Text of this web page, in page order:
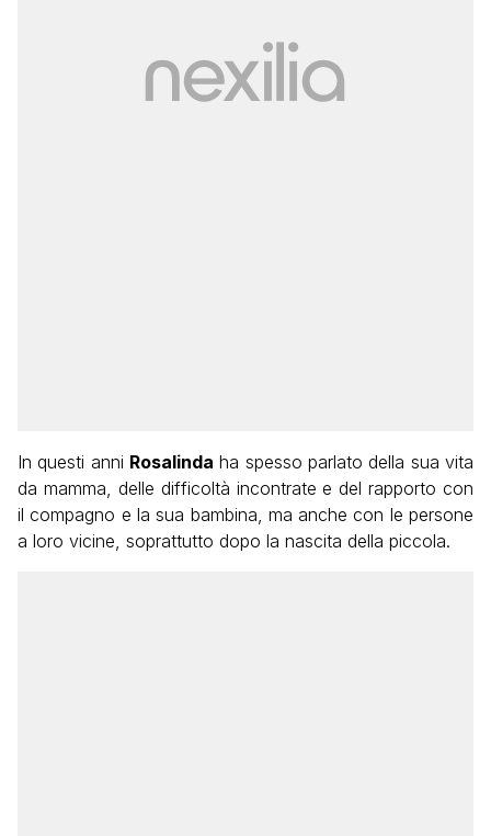
In questi anni Rosalinda ha spesso parlato della sua vita
da mamma, delle difficoltà incontrate e del rapporto con
il compagno e la sua bambina, ma anche con le persone
a loro vicine, soprattutto dopo la nascita della piccola.